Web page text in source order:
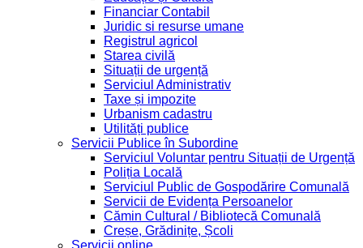
Financiar Contabil
Juridic si resurse umane
Registrul agricol
Starea civilă
Situații de urgență
Serviciul Administrativ
Taxe și impozite
Urbanism cadastru
Utilități publice
Servicii Publice în Subordine
Serviciul Voluntar pentru Situații de Urgență
Poliția Locală
Serviciul Public de Gospodărire Comunală
Servicii de Evidența Persoanelor
Cămin Cultural / Bibliotecă Comunală
Creșe, Grădinițe, Școli
Servicii online